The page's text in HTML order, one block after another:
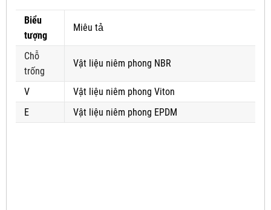
Biểu
tượng
Miêu tả
Chỗ
trống
Vật liệu niêm phong NBR
V
Vật liệu niêm phong Viton
E
Vật liệu niêm phong EPDM